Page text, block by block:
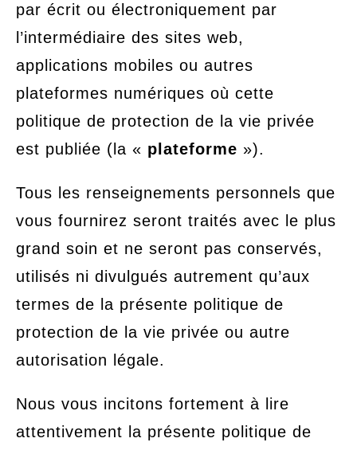
par écrit ou électroniquement par
l’intermédiaire des sites web,
applications mobiles ou autres
plateformes numériques où cette
politique de protection de la vie privée
est publiée (la « plateforme »).
Tous les renseignements personnels que
vous fournirez seront traités avec le plus
grand soin et ne seront pas conservés,
utilisés ni divulgués autrement qu’aux
termes de la présente politique de
protection de la vie privée ou autre
autorisation légale.
Nous vous incitons fortement à lire
attentivement la présente politique de